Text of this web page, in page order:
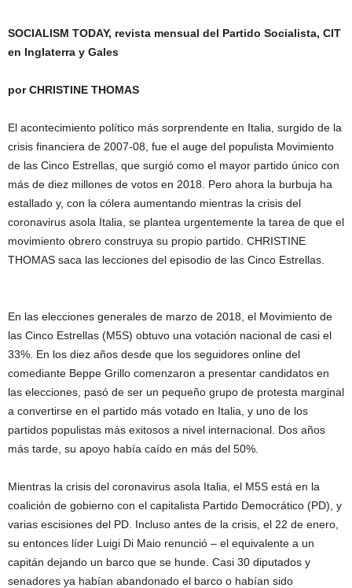
SOCIALISM TODAY, revista mensual del Partido Socialista, CIT
en Inglaterra y Gales
por CHRISTINE THOMAS
El acontecimiento político más sorprendente en Italia, surgido de la
crisis financiera de 2007-08, fue el auge del populista Movimiento
de las Cinco Estrellas, que surgió como el mayor partido único con
más de diez millones de votos en 2018. Pero ahora la burbuja ha
estallado y, con la cólera aumentando mientras la crisis del
coronavirus asola Italia, se plantea urgentemente la tarea de que el
movimiento obrero construya su propio partido. CHRISTINE
THOMAS saca las lecciones del episodio de las Cinco Estrellas.
En las elecciones generales de marzo de 2018, el Movimiento de
las Cinco Estrellas (M5S) obtuvo una votación nacional de casi el
33%. En los diez años desde que los seguidores online del
comediante Beppe Grillo comenzaron a presentar candidatos en
las elecciones, pasó de ser un pequeño grupo de protesta marginal
a convertirse en el partido más votado en Italia, y uno de los
partidos populistas más exitosos a nivel internacional. Dos años
más tarde, su apoyo había caído en más del 50%.
Mientras la crisis del coronavirus asola Italia, el M5S está en la
coalición de gobierno con el capitalista Partido Democrático (PD), y
varias escisiones del PD. Incluso antes de la crisis, el 22 de enero,
su entonces líder Luigi Di Maio renunció – el equivalente a un
capitán dejando un barco que se hunde. Casi 30 diputados y
senadores ya habían abandonado el barco o habían sido